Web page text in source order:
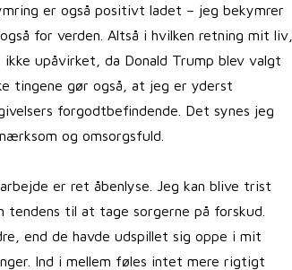
er også positivt ladet – jeg bekymrer
for verden. Altså i hvilken retning mit liv,
upåvirket, da Donald Trump blev valgt
tingene gør også, at jeg er yderst
forgodtbefindende. Det synes jeg
og omsorgsfuld.
er ret åbenlyse. Jeg kan blive trist
tendens til at tage sorgerne på forskud.
end de havde udspillet sig oppe i mit
Ind i mellem føles intet mere rigtigt